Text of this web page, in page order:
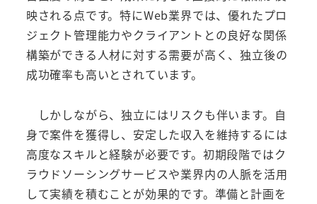
映される点です。特にWeb業界では、優れたプロ
ジェクト管理能力やクライアントとの良好な関係
構築ができる人材に対する需要が高く、独立後の
成功確率も高いとされています。
しかしながら、独立にはリスクも伴います。自
身で案件を獲得し、安定した収入を維持するには
高度なスキルと経験が必要です。初期段階ではク
ラウドソーシングサービスや業界内の人脈を活用
して実績を積むことが効果的です。準備と計画を